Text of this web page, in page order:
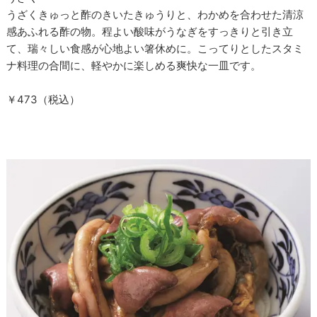
うざくきゅっと酢のきいたきゅうりと、わかめを合わせた清涼
感あふれる酢の物。程よい酸味がうなぎをすっきりと引き立
て、瑞々しい食感が心地よい箸休めに。こってりとしたスタミ
ナ料理の合間に、軽やかに楽しめる爽快な一皿です。
￥473（税込）